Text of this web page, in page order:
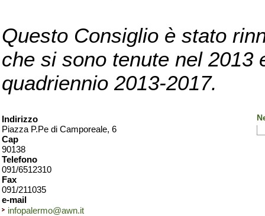
Questo Consiglio è stato
che si sono tenute nel 2013
quadriennio 2013-2017.
Indirizzo
Piazza P.Pe di Camporeale, 6
Cap
90138
Telefono
091/6512310
Fax
091/211035
e-mail
infopalermo@awn.it